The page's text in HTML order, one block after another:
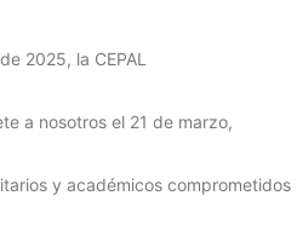
2025, la CEPAL
a nosotros el 21 de marzo,
y académicos comprometidos